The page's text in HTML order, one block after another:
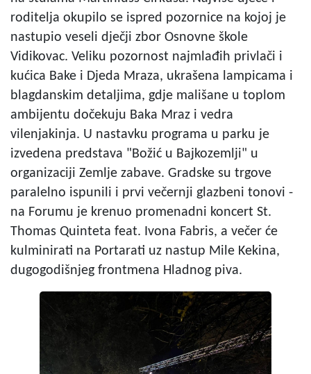
roditelja okupilo se ispred pozornice na kojoj je
nastupio veseli dječji zbor Osnovne škole
Vidikovac. Veliku pozornost najmlađih privlači i
kućica Bake i Djeda Mraza, ukrašena lampicama i
blagdanskim detaljima, gdje mališane u toplom
ambijentu dočekuju Baka Mraz i vedra
vilenjakinja. U nastavku programa u parku je
izvedena predstava "Božić u Bajkozemlji" u
organizaciji Zemlje zabave. Gradske su trgove
paralelno ispunili i prvi večernji glazbeni tonovi -
na Forumu je krenuo promenadni koncert St.
Thomas Quinteta feat. Ivona Fabris, a večer će
kulminirati na Portarati uz nastup Mile Kekina,
dugogodišnjeg frontmena Hladnog piva.